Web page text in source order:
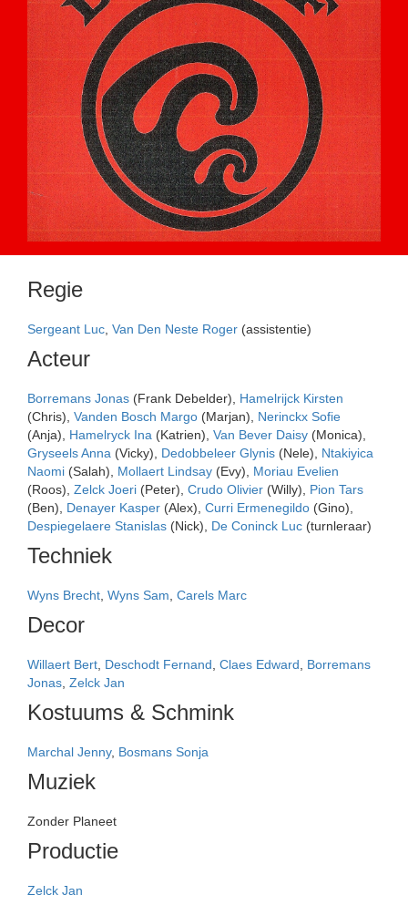
Regie
Sergeant Luc Van Den Neste Roger (assistentie)
Acteur
Borremans Jonas (Frank Debelder), Hamelrijck Kirsten
(Chris), Vanden Bosch Margo (Marjan), Nerinckx Sofie
(Anja), Hamelryck Ina (Katrien), Van Bever Daisy (Monica),
Gryseels Anna (Vicky), Dedobbeleer Glynis (Nele), Ntakiyica
Naomi (Salah), Mollaert Lindsay (Evy), Moriau Evelien
(Roos), Zelck Joeri (Peter), Crudo Olivier (Willy), Pion Tars
(Ben), Denayer Kasper (Alex), Curri Ermenegildo (Gino),
Despiegelaere Stanislas (Nick), De Coninck Luc (turnleraar)
Techniek
Wyns Brecht Wyns Sam Carels Marc
Decor
Willaert Bert Deschodt Fernand Claes Edward
Borremans
Jonas Zelck Jan
Kostuums & Schmink
Marchal Jenny, Bosmans Sonja
Muziek
Zonder Planeet
Productie
Zelck Jan